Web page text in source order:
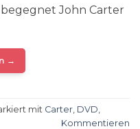
John Carter
→
mit Carter DVD
Kommentieren